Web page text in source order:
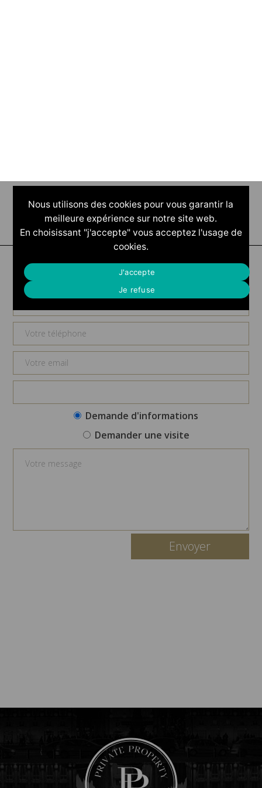
Demande d'informations
Demande d'informations
Demander une visite
Nous utilisons des cookies pour vous garantir la
meilleure expérience sur notre site web.
En choisissant "j'accepte" vous acceptez l'usage de
cookies.
J'accepte
Je refuse